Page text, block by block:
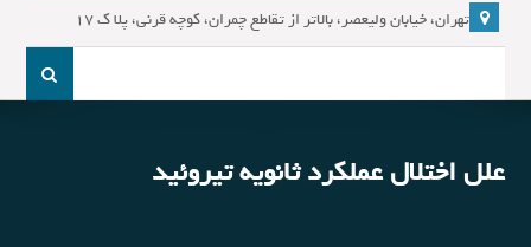
تهران، خیابان ولیعصر، بالاتر از تقاطع چمران، کوچه قرنی، پلا ک 17
جست
علل اختلال عملکرد ثانویه تیروئید